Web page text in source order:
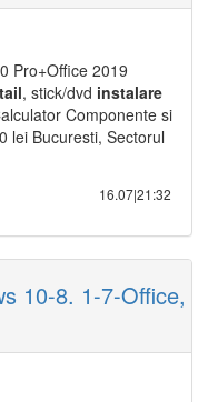
Pro+Office 2019
, stick/dvd instalare
Componente si
lei Bucuresti, Sectorul
16.07|21:32
10-8. 1-7-Office,